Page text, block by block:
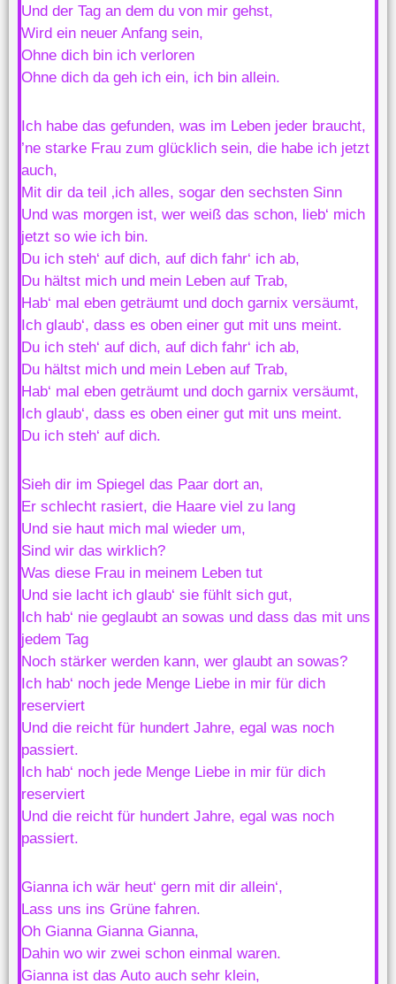
Und der Tag an dem du von mir gehst,
Wird ein neuer Anfang sein,
Ohne dich bin ich verloren
Ohne dich da geh ich ein, ich bin allein.
Ich habe das gefunden, was im Leben jeder braucht,
’ne starke Frau zum glücklich sein, die habe ich jetzt
auch,
Mit dir da teil ‚ich alles, sogar den sechsten Sinn
Und was morgen ist, wer weiß das schon, lieb‘ mich
jetzt so wie ich bin.
Du ich steh‘ auf dich, auf dich fahr‘ ich ab,
Du hältst mich und mein Leben auf Trab,
Hab‘ mal eben geträumt und doch garnix versäumt,
Ich glaub‘, dass es oben einer gut mit uns meint.
Du ich steh‘ auf dich, auf dich fahr‘ ich ab,
Du hältst mich und mein Leben auf Trab,
Hab‘ mal eben geträumt und doch garnix versäumt,
Ich glaub‘, dass es oben einer gut mit uns meint.
Du ich steh‘ auf dich.
Sieh dir im Spiegel das Paar dort an,
Er schlecht rasiert, die Haare viel zu lang
Und sie haut mich mal wieder um,
Sind wir das wirklich?
Was diese Frau in meinem Leben tut
Und sie lacht ich glaub‘ sie fühlt sich gut,
Ich hab‘ nie geglaubt an sowas und dass das mit uns
jedem Tag
Noch stärker werden kann, wer glaubt an sowas?
Ich hab‘ noch jede Menge Liebe in mir für dich
reserviert
Und die reicht für hundert Jahre, egal was noch
passiert.
Ich hab‘ noch jede Menge Liebe in mir für dich
reserviert
Und die reicht für hundert Jahre, egal was noch
passiert.
Gianna ich wär heut‘ gern mit dir allein‘,
Lass uns ins Grüne fahren.
Oh Gianna Gianna Gianna,
Dahin wo wir zwei schon einmal waren.
Gianna ist das Auto auch sehr klein,